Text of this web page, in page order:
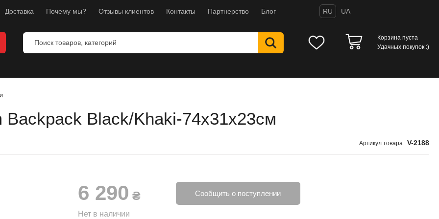
Доставка Почему мы? Отзывы клиентов Контакты Партнерство Блог RU UA
Корзина пуста
Удачных покупок :)
Backpack Black/Khaki-74х31х23см
Артикул товара V-2188
6 290 ₴
Нет в наличии
Сообщить о поступлении